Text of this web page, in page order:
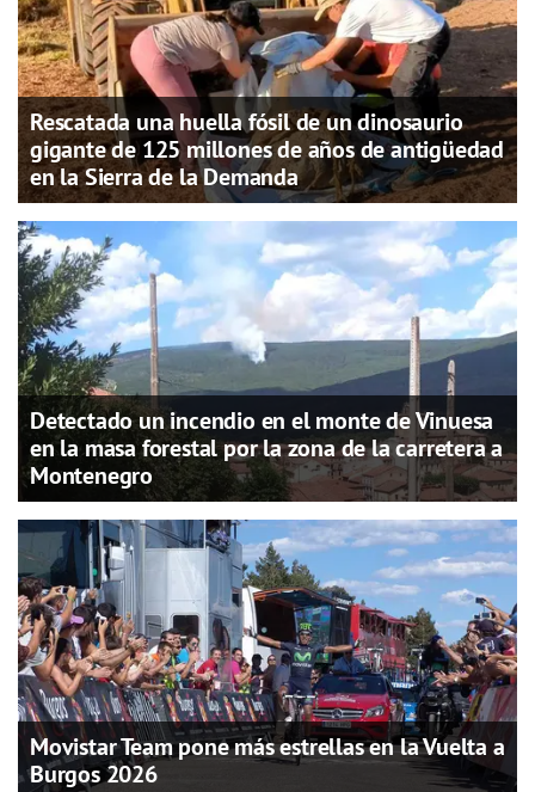
Rescatada una huella fósil de un dinosaurio
gigante de 125 millones de años de antigüedad
en la Sierra de la Demanda
Detectado un incendio en el monte de Vinuesa
en la masa forestal por la zona de la carretera a
Montenegro
Movistar Team pone más estrellas en la Vuelta a
Burgos 2026